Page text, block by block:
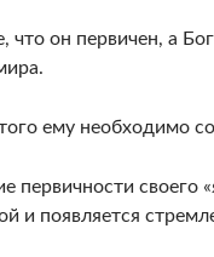
что он первичен, а
ему необходимо
первичности своего
и появляется